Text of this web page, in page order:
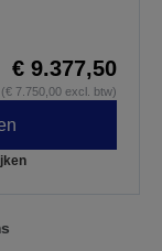
€ 9.377,50
7.750,00 excl. btw)